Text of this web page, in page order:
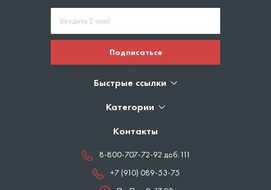
Подписаться
Быстрые ссылки
Категории
Контакты
8-800-707-72-92 доб.111
+7 (910) 089-53-75